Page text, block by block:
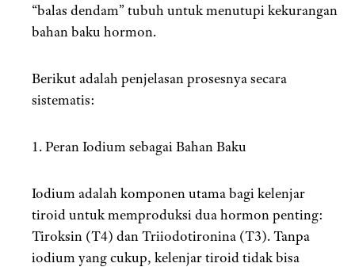
“balas dendam” tubuh untuk menutupi kekurangan
bahan baku hormon.
Berikut adalah penjelasan prosesnya secara
sistematis:
1. Peran Iodium sebagai Bahan Baku
Iodium adalah komponen utama bagi kelenjar
tiroid untuk memproduksi dua hormon penting:
Tiroksin (T4) dan Triiodotironina (T3). Tanpa
iodium yang cukup, kelenjar tiroid tidak bisa